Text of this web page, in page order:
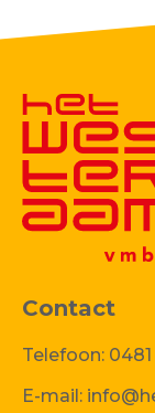
Contact
Telefoon:
E-mail: